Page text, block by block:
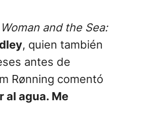
and the Sea:
, quien también
antes de
Rønning comentó
al agua. Me